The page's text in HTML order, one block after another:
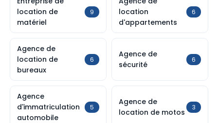
location de
matériel
9
location
d'appartements
6
Agence de
location de
bureaux
6
Agence de
sécurité
6
Agence
d'immatriculation
automobile
5
Agence de
location de motos
3